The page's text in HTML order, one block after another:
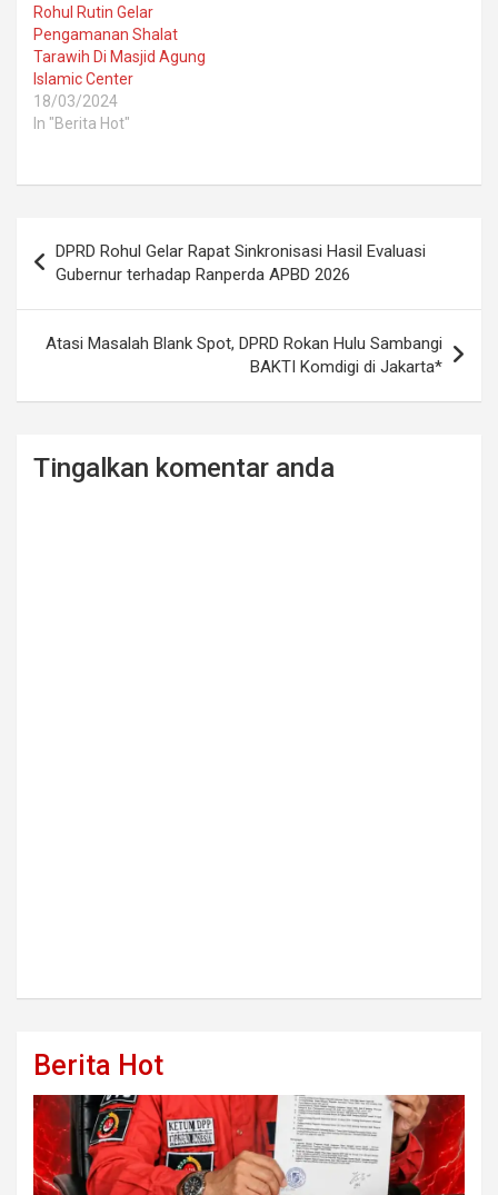
Rohul Rutin Gelar
Pengamanan Shalat
Tarawih Di Masjid Agung
Islamic Center
18/03/2024
In "Berita Hot"
navigation
DPRD Rohul Gelar Rapat Sinkronisasi Hasil Evaluasi
Gubernur terhadap Ranperda APBD 2026
Atasi Masalah Blank Spot, DPRD Rokan Hulu Sambangi
BAKTI Komdigi di Jakarta*
Tingalkan komentar anda
Berita Hot